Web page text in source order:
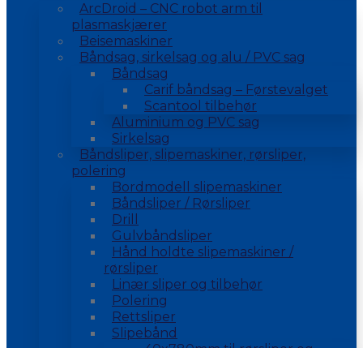
ArcDroid – CNC robot arm til
plasmaskjærer
Beisemaskiner
Båndsag, sirkelsag og alu / PVC sag
Båndsag
Carif båndsag – Førstevalget
Scantool tilbehør
Aluminium og PVC sag
Sirkelsag
Båndsliper, slipemaskiner, rørsliper,
polering
Bordmodell slipemaskiner
Båndsliper / Rørsliper
Drill
Gulvbåndsliper
Hånd holdte slipemaskiner /
rørsliper
Linær sliper og tilbehør
Polering
Rettsliper
Slipebånd